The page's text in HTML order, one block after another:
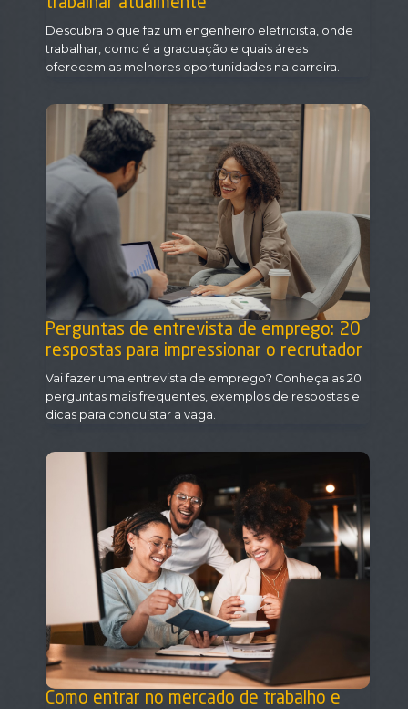
Descubra o que faz um engenheiro eletricista, onde
trabalhar, como é a graduação e quais áreas
oferecem as melhores oportunidades na carreira.
Perguntas de entrevista de emprego: 20
respostas para impressionar o recrutador
Vai fazer uma entrevista de emprego? Conheça as 20
perguntas mais frequentes, exemplos de respostas e
dicas para conquistar a vaga.
Como entrar no mercado de trabalho e